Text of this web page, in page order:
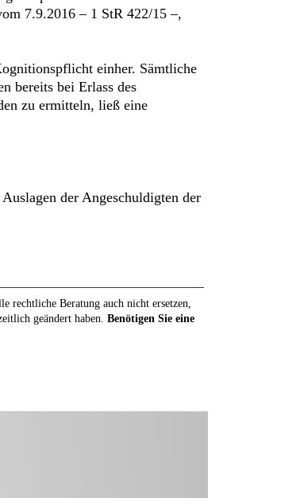
7.9.2016 – 1 StR 422/15 –,
einher. Sämtliche
bereits bei Erlass des
zu ermitteln, ließ eine
der Angeschuldigten der
rechtliche Beratung auch nicht ersetzen,
geändert haben. Benötigen Sie eine